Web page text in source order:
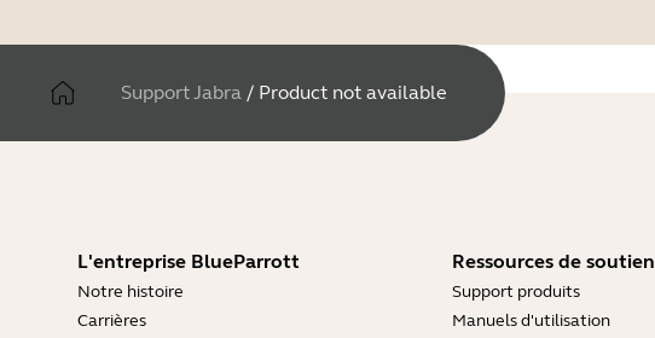
Support Jabra / Product not available
L'entreprise BlueParrott
Notre histoire
Carrières
Ressources de soutien
Support produits
Manuels d'utilisation